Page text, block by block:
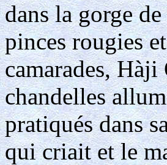
dans la gorge
pinces rougies
camarades,
chandelles
pratiqués dans
qui criait et le